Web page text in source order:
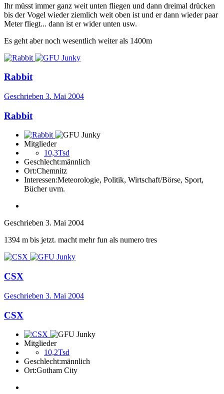
Ihr müsst immer ganz weit unten fliegen und dann dreimal drücken
bis der Vogel wieder ziemlich weit oben ist und er dann wieder paar
Meter fliegt... dann ist er wider unten usw.
Es geht aber noch wesentlich weiter als 1400m
Rabbit
Geschrieben 3. Mai 2004
Rabbit
Mitglieder
10,3Tsd
Geschlecht:männlich
Ort:Chemnitz
Interessen:Meteorologie, Politik, Wirtschaft/Börse, Sport,
Bücher uvm.
Geschrieben 3. Mai 2004
1394 m bis jetzt. macht mehr fun als numero tres
CSX
Geschrieben 3. Mai 2004
CSX
Mitglieder
10,2Tsd
Geschlecht:männlich
Ort:Gotham City